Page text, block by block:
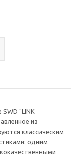
"LINK
из
классическим
одним